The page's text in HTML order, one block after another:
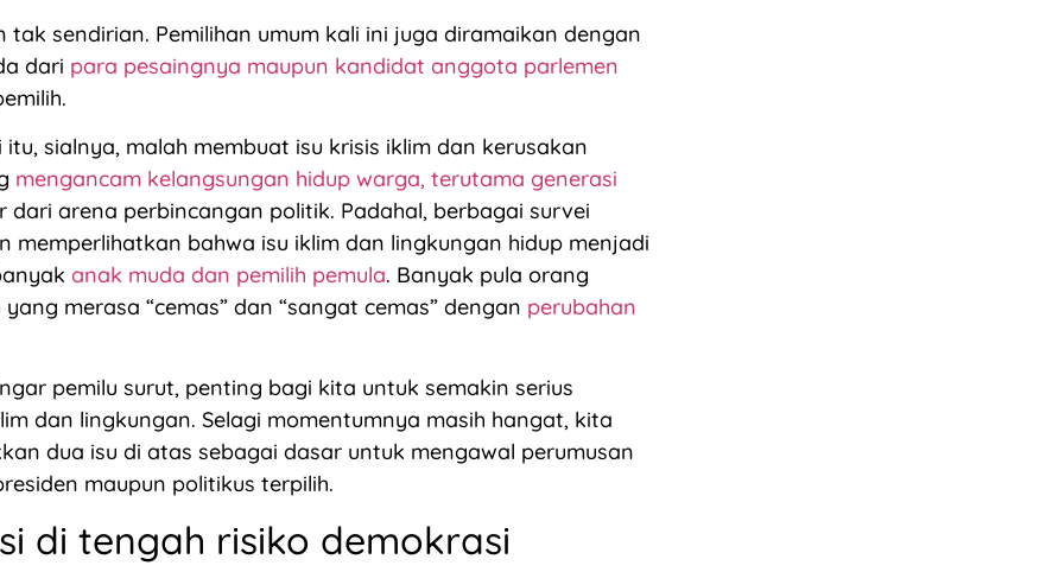
tak sendirian. Pemilihan umum kali ini juga diramaikan dengan
dari para pesaingnya maupun kandidat anggota parlemen
sialnya, malah membuat isu krisis iklim dan kerusakan
mengancam kelangsungan hidup warga, terutama generasi
dari arena perbincangan politik. Padahal, berbagai survei
memperlihatkan bahwa isu iklim dan lingkungan hidup menjadi
anak muda dan pemilih pemula. Banyak pula orang
merasa “cemas” dan “sangat cemas” dengan perubahan
pemilu surut, penting bagi kita untuk semakin serius
dan lingkungan. Selagi momentumnya masih hangat, kita
dua isu di atas sebagai dasar untuk mengawal perumusan
maupun politikus terpilih.
di tengah risiko demokrasi